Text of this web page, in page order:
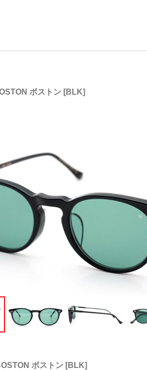
ボストン [BLK]
ボストン [BLK]